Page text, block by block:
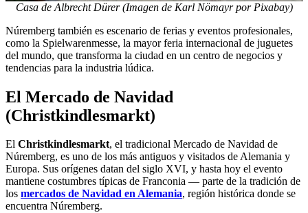
Casa de Albrecht Dürer (Imagen de Karl Nömayr por Pixabay)
Núremberg también es escenario de ferias y eventos profesionales,
como la Spielwarenmesse, la mayor feria internacional de juguetes
del mundo, que transforma la ciudad en un centro de negocios y
tendencias para la industria lúdica.
El Mercado de Navidad
(Christkindlesmarkt)
El Christkindlesmarkt, el tradicional Mercado de Navidad de
Núremberg, es uno de los más antiguos y visitados de Alemania y
Europa. Sus orígenes datan del siglo XVI, y hasta hoy el evento
mantiene costumbres típicas de Franconia — parte de la tradición de
los mercados de Navidad en Alemania, región histórica donde se
encuentra Núremberg.